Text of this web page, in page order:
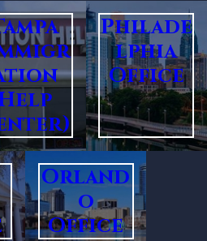
Philade
lphia
Office
Orland
o
Office